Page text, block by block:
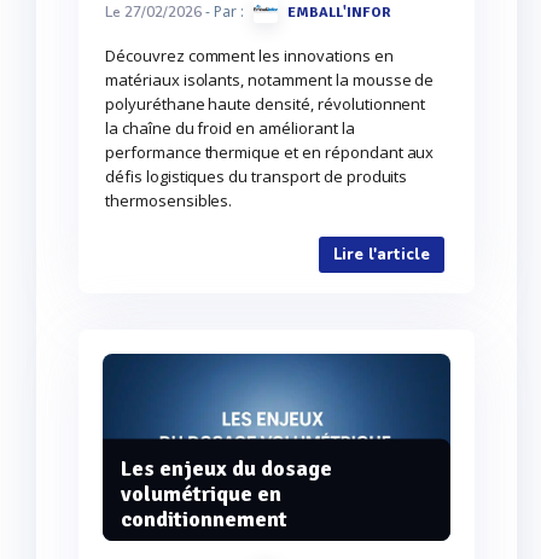
Le 27/02/2026- Par : EMBALL'INFOR
Découvrez comment les innovations en
matériaux isolants, notamment la mousse de
polyuréthane haute densité, révolutionnent
la chaîne du froid en améliorant la
performance thermique et en répondant aux
défis logistiques du transport de produits
thermosensibles.
Lire l'article
Les enjeux du dosage
volumétrique en
conditionnement